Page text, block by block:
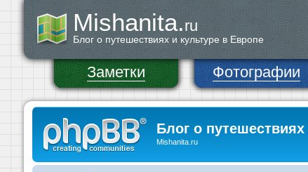
Mishanita.ru
Блог о путешествиях и культуре в Европе
Заметки Фотографии
Блог о
Mishanita.ru